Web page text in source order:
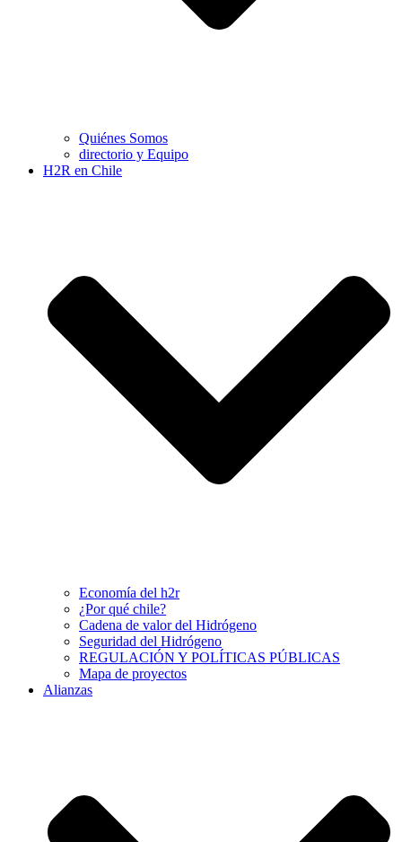
Quiénes Somos
directorio y Equipo
H2R en Chile
Economía del h2r
¿Por qué chile?
Cadena de valor del Hidrógeno
Seguridad del Hidrógeno
REGULACIÓN Y POLÍTICAS PÚBLICAS
Mapa de proyectos
Alianzas